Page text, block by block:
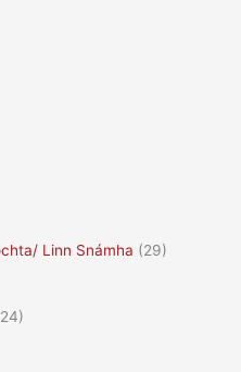
Linn Snámha (29)